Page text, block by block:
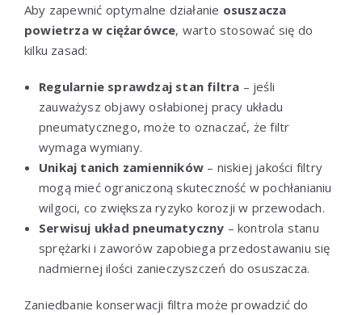
Aby zapewnić optymalne działanie osuszacza
powietrza w ciężarówce, warto stosować się do
kilku zasad:
Regularnie sprawdzaj stan filtra – jeśli
zauważysz objawy osłabionej pracy układu
pneumatycznego, może to oznaczać, że filtr
wymaga wymiany.
Unikaj tanich zamienników – niskiej jakości filtry
mogą mieć ograniczoną skuteczność w pochłanianiu
wilgoci, co zwiększa ryzyko korozji w przewodach.
Serwisuj układ pneumatyczny – kontrola stanu
sprężarki i zaworów zapobiega przedostawaniu się
nadmiernej ilości zanieczyszczeń do osuszacza.
Zaniedbanie konserwacji filtra może prowadzić do